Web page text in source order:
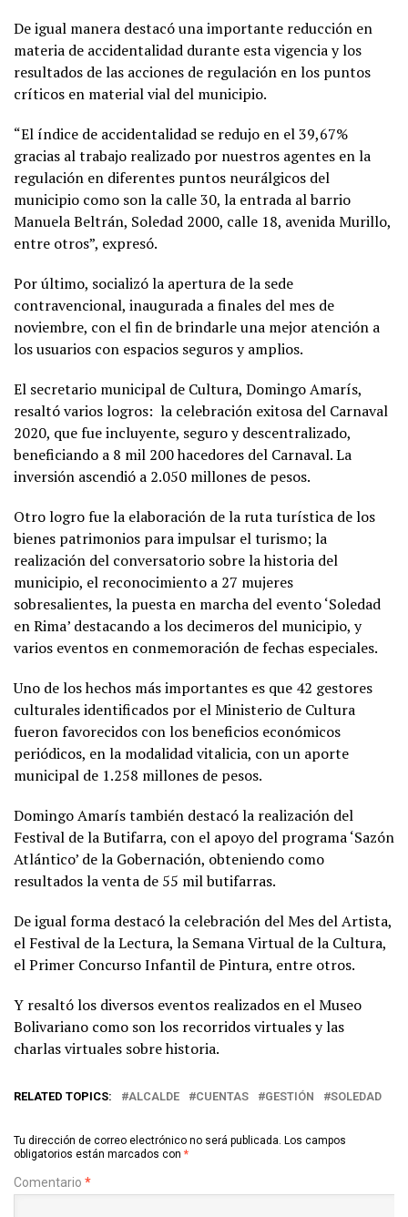
De igual manera destacó una importante reducción en
materia de accidentalidad durante esta vigencia y los
resultados de las acciones de regulación en los puntos
críticos en material vial del municipio.
“El índice de accidentalidad se redujo en el 39,67%
gracias al trabajo realizado por nuestros agentes en la
regulación en diferentes puntos neurálgicos del
municipio como son la calle 30, la entrada al barrio
Manuela Beltrán, Soledad 2000, calle 18, avenida Murillo,
entre otros”, expresó.
Por último, socializó la apertura de la sede
contravencional, inaugurada a finales del mes de
noviembre, con el fin de brindarle una mejor atención a
los usuarios con espacios seguros y amplios.
El secretario municipal de Cultura, Domingo Amarís,
resaltó varios logros: la celebración exitosa del Carnaval
2020, que fue incluyente, seguro y descentralizado,
beneficiando a 8 mil 200 hacedores del Carnaval. La
inversión ascendió a 2.050 millones de pesos.
Otro logro fue la elaboración de la ruta turística de los
bienes patrimonios para impulsar el turismo; la
realización del conversatorio sobre la historia del
municipio, el reconocimiento a 27 mujeres
sobresalientes, la puesta en marcha del evento ‘Soledad
en Rima’ destacando a los decimeros del municipio, y
varios eventos en conmemoración de fechas especiales.
Uno de los hechos más importantes es que 42 gestores
culturales identificados por el Ministerio de Cultura
fueron favorecidos con los beneficios económicos
periódicos, en la modalidad vitalicia, con un aporte
municipal de 1.258 millones de pesos.
Domingo Amarís también destacó la realización del
Festival de la Butifarra, con el apoyo del programa ‘Sazón
Atlántico’ de la Gobernación, obteniendo como
resultados la venta de 55 mil butifarras.
De igual forma destacó la celebración del Mes del Artista,
el Festival de la Lectura, la Semana Virtual de la Cultura,
el Primer Concurso Infantil de Pintura, entre otros.
Y resaltó los diversos eventos realizados en el Museo
Bolivariano como son los recorridos virtuales y las
charlas virtuales sobre historia.
RELATED TOPICS: ALCALDE CUENTAS GESTIÓN SOLEDAD
Tu dirección de correo electrónico no será publicada. Los campos
obligatorios están marcados con *
Comentario *